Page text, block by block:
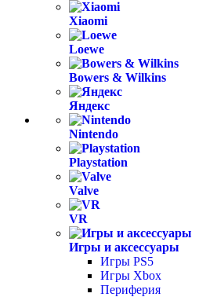
Xiaomi
Loewe
Bowers & Wilkins
Яндекс
Nintendo
Playstation
Valve
VR
Игры и аксессуары
Игры PS5
Игры Xbox
Периферия